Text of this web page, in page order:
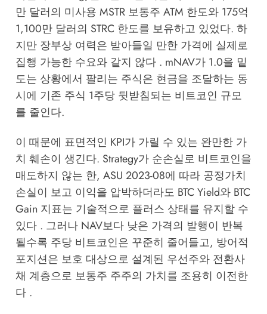
만 달러의 미사용 MSTR 보통주 ATM 한도와 175억
1,100만 달러의 STRC 한도를 보유하고 있었다. 하
지만 장부상 여력은 받아들일 만한 가격에 실제로
집행 가능한 수요와 같지 않다 . mNAV가 1.0을 밑
도는 상황에서 팔리는 주식은 현금을 조달하는 동
시에 기존 주식 1주당 뒷받침되는 비트코인 규모
를 줄인다.
이 때문에 표면적인 KPI가 가릴 수 있는 완만한 가
치 훼손이 생긴다. Strategy가 순손실로 비트코인을
매도하지 않는 한, ASU 2023-08에 따라 공정가치
손실이 보고 이익을 압박하더라도 BTC Yield와 BTC
Gain 지표는 기술적으로 플러스 상태를 유지할 수
있다 . 그러나 NAV보다 낮은 가격의 발행이 반복
될수록 주당 비트코인은 꾸준히 줄어들고, 방어적
포지션은 보호 대상으로 설계된 우선주와 전환사
채 계층으로 보통주 주주의 가치를 조용히 이전한
다 .